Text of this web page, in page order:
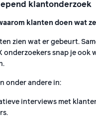
klantonderzoek
klanten doen wat
zien wat er gebeurt.
onderzoekers snap je ook
onder andere in:
interviews met